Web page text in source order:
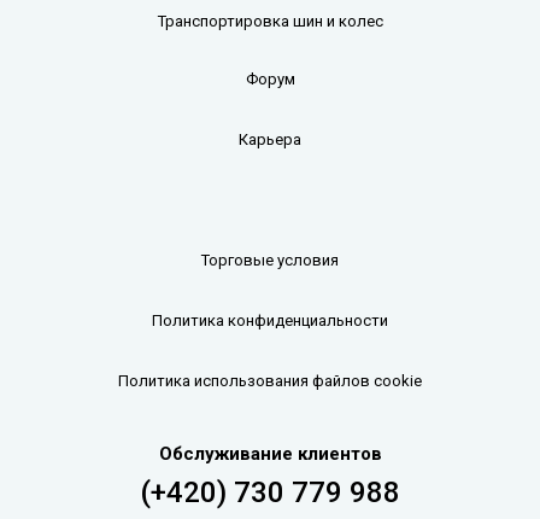
Транспортировка шин и колес
Форум
Карьера
Торговые условия
Политика конфиденциальности
Политика использования файлов cookie
Обслуживание клиентов
(+420) 730 779 988